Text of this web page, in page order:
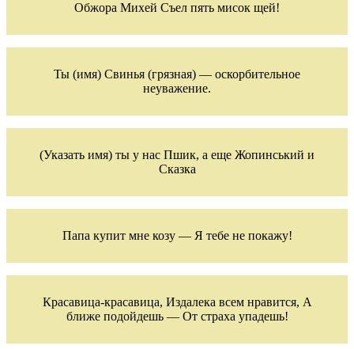
Обжора Михей Съел пять мисок щей!
Ты (имя) Свинья (грязная) — оскорбительное
неуважение.
(Указать имя) ты у нас Пшик, а еще Жопинський и
Сказка
Папа купит мне козу — Я тебе не покажу!
Красавица-красавица, Издалека всем нравится, А
ближе подойдешь — От страха упадешь!